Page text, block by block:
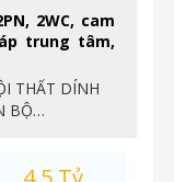
2WC, cam
trung tâm,
THẤT DÍNH
BỘ…